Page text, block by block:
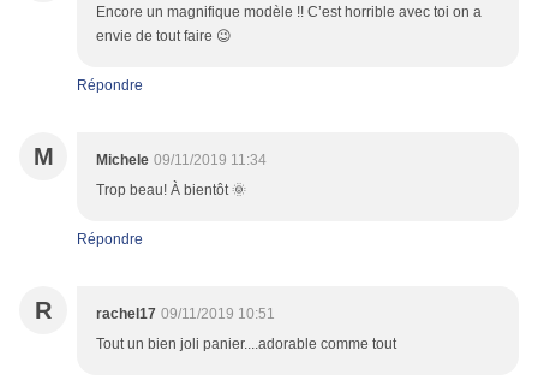
Encore un magnifique modèle !! C’est horrible avec toi on a
envie de tout faire 😉
Répondre
M Michele 09/11/2019 11:34
Trop beau! À bientôt 🌞
Répondre
R rachel17 09/11/2019 10:51
Tout un bien joli panier....adorable comme tout